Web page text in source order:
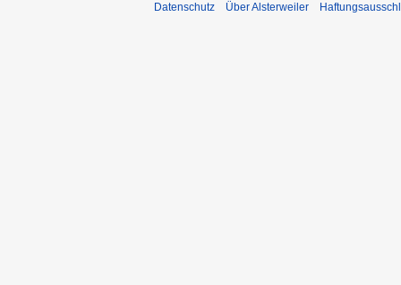
Datenschutz Über Alsterweiler